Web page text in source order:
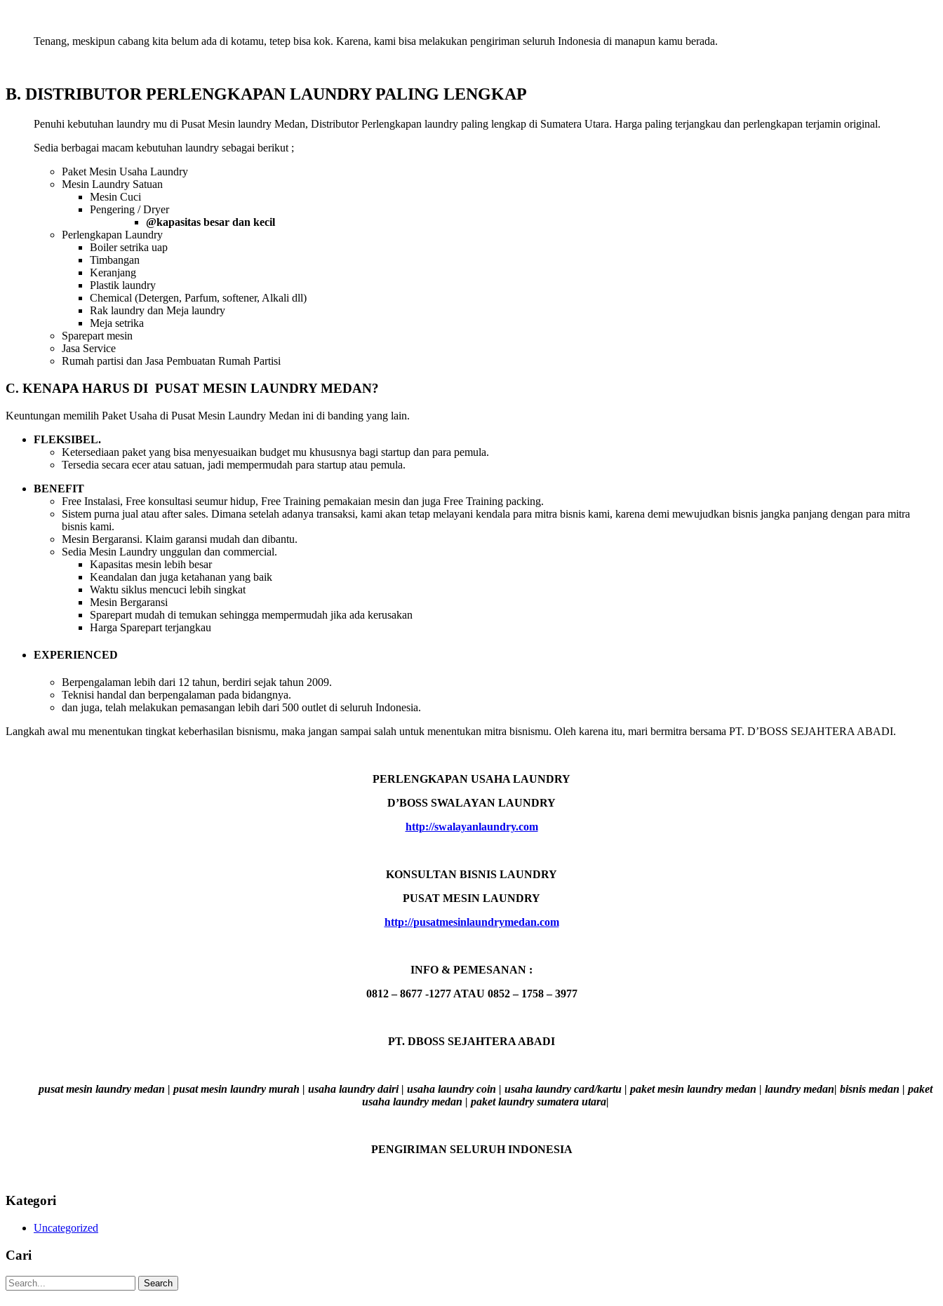
Tenang, meskipun cabang kita belum ada di kotamu, tetep bisa kok. Karena, kami bisa melakukan pengiriman seluruh Indonesia di manapun kamu berada.
B. DISTRIBUTOR PERLENGKAPAN LAUNDRY PALING LENGKAP
Penuhi kebutuhan laundry mu di Pusat Mesin laundry Medan, Distributor Perlengkapan laundry paling lengkap di Sumatera Utara. Harga paling terjangkau dan perlengkapan terjamin original.
Sedia berbagai macam kebutuhan laundry sebagai berikut ;
Paket Mesin Usaha Laundry
Mesin Laundry Satuan
Mesin Cuci
Pengering / Dryer
@kapasitas besar dan kecil
Perlengkapan Laundry
Boiler setrika uap
Timbangan
Keranjang
Plastik laundry
Chemical (Detergen, Parfum, softener, Alkali dll)
Rak laundry dan Meja laundry
Meja setrika
Sparepart mesin
Jasa Service
Rumah partisi dan Jasa Pembuatan Rumah Partisi
C. KENAPA HARUS DI PUSAT MESIN LAUNDRY MEDAN?
Keuntungan memilih Paket Usaha di Pusat Mesin Laundry Medan ini di banding yang lain.
FLEKSIBEL.
Ketersediaan paket yang bisa menyesuaikan budget mu khususnya bagi startup dan para pemula.
Tersedia secara ecer atau satuan, jadi mempermudah para startup atau pemula.
BENEFIT
Free Instalasi, Free konsultasi seumur hidup, Free Training pemakaian mesin dan juga Free Training packing.
Sistem purna jual atau after sales. Dimana setelah adanya transaksi, kami akan tetap melayani kendala para mitra bisnis kami, karena demi mewujudkan bisnis jangka panjang dengan para mitra
bisnis kami.
Mesin Bergaransi. Klaim garansi mudah dan dibantu.
Sedia Mesin Laundry unggulan dan commercial.
Kapasitas mesin lebih besar
Keandalan dan juga ketahanan yang baik
Waktu siklus mencuci lebih singkat
Mesin Bergaransi
Sparepart mudah di temukan sehingga mempermudah jika ada kerusakan
Harga Sparepart terjangkau
EXPERIENCED
Berpengalaman lebih dari 12 tahun, berdiri sejak tahun 2009.
Teknisi handal dan berpengalaman pada bidangnya.
dan juga, telah melakukan pemasangan lebih dari 500 outlet di seluruh Indonesia.
Langkah awal mu menentukan tingkat keberhasilan bisnismu, maka jangan sampai salah untuk menentukan mitra bisnismu. Oleh karena itu, mari bermitra bersama PT. D’BOSS SEJAHTERA ABADI.
PERLENGKAPAN USAHA LAUNDRY
D’BOSS SWALAYAN LAUNDRY
http://swalayanlaundry.com
KONSULTAN BISNIS LAUNDRY
PUSAT MESIN LAUNDRY
http://pusatmesinlaundrymedan.com
INFO & PEMESANAN :
0812 – 8677 -1277 ATAU 0852 – 1758 – 3977
PT. DBOSS SEJAHTERA ABADI
pusat mesin laundry medan | pusat mesin laundry murah | usaha laundry dairi | usaha laundry coin | usaha laundry card/kartu | paket mesin laundry medan | laundry medan| bisnis medan | paket
usaha laundry medan | paket laundry sumatera utara|
PENGIRIMAN SELURUH INDONESIA
Kategori
Uncategorized
Cari
Search